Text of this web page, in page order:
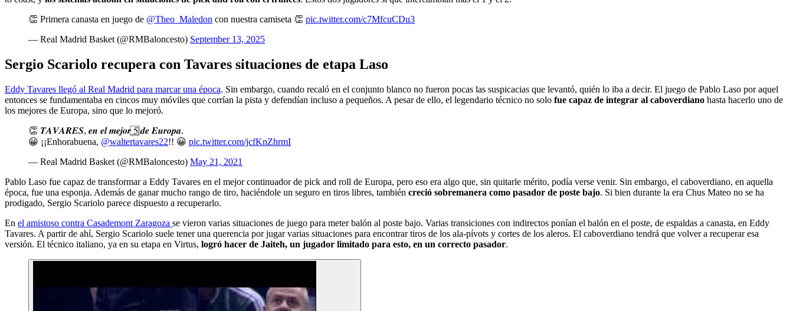
👏 Primera canasta en juego de @Theo_Maledon con nuestra camiseta 👏 pic.twitter.com/c7MfcuCDu3
— Real Madrid Basket (@RMBaloncesto) September 13, 2025
Sergio Scariolo recupera con Tavares situaciones de etapa Laso
Eddy Tavares llegó al Real Madrid para marcar una época. Sin embargo, cuando recaló en el conjunto blanco no fueron pocas las suspicacias que levantó, quién lo iba a decir. El juego de Pablo Laso por aquel
entonces se fundamentaba en cincos muy móviles que corrían la pista y defendían incluso a pequeños. A pesar de ello, el legendario técnico no solo fue capaz de integrar al caboverdiano hasta hacerlo uno de
los mejores de Europa, sino que lo mejoró.
👏 𝑻𝑨𝑽𝑨𝑹𝑬𝑺, 𝒆𝒏 𝒆𝒍 𝒎𝒆𝒋𝒐𝒓 5⃣ 𝒅𝒆 𝑬𝒖𝒓𝒐𝒑𝒂.
😀 ¡¡Enhorabuena, @waltertavares22!! 😀 pic.twitter.com/jcfKnZhrmI
— Real Madrid Basket (@RMBaloncesto) May 21, 2021
Pablo Laso fue capaz de transformar a Eddy Tavares en el mejor continuador de pick and roll de Europa, pero eso era algo que, sin quitarle mérito, podía verse venir. Sin embargo, el caboverdiano, en aquella
época, fue una esponja. Además de ganar mucho rango de tiro, haciéndole un seguro en tiros libres, también creció sobremanera como pasador de poste bajo. Si bien durante la era Chus Mateo no se ha
prodigado, Sergio Scariolo parece dispuesto a recuperarlo.
En el amistoso contra Casademont Zaragoza se vieron varias situaciones de juego para meter balón al poste bajo. Varias transiciones con indirectos ponían el balón en el poste, de espaldas a canasta, en Eddy
Tavares. A partir de ahí, Sergio Scariolo suele tener una querencia por jugar varias situaciones para encontrar tiros de los ala-pívots y cortes de los aleros. El caboverdiano tendrá que volver a recuperar esa
versión. El técnico italiano, ya en su etapa en Virtus, logró hacer de Jaiteh, un jugador limitado para esto, en un correcto pasador.